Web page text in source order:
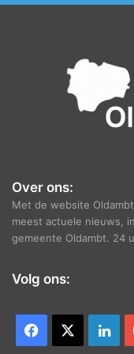
Over ons:
Met de website
meest actuele nieuws,
gemeente Oldambt. 24
Volg ons:
Facebook